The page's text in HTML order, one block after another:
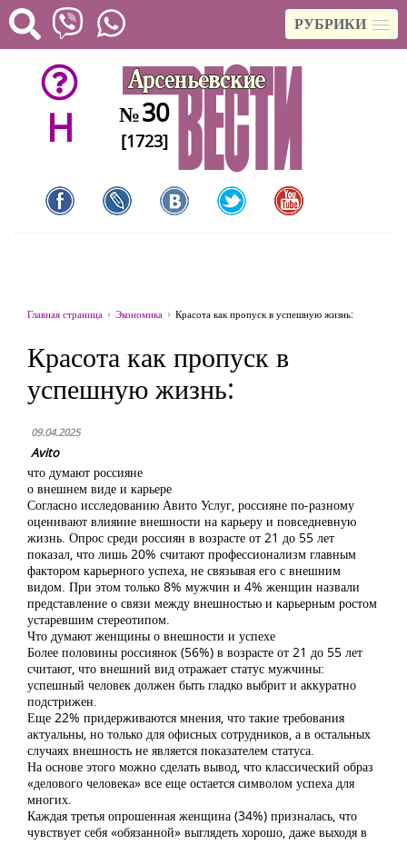
РУБРИКИ
H №30
[1723]
Главная страница Экономика Красота как пропуск в успешную жизнь:
Красота как пропуск в
успешную жизнь:
09.04.2025
Avito
что думают россияне
о внешнем виде и карьере
Согласно исследованию Авито Услуг, россияне по-разному
оценивают влияние внешности на карьеру и повседневную
жизнь. Опрос среди россиян в возрасте от 21 до 55 лет
показал, что лишь 20% считают профессионализм главным
фактором карьерного успеха, не связывая его с внешним
видом. При этом только 8% мужчин и 4% женщин назвали
представление о связи между внешностью и карьерным ростом
устаревшим стереотипом.
Что думают женщины о внешности и успехе
Более половины россиянок (56%) в возрасте от 21 до 55 лет
считают, что внешний вид отражает статус мужчины:
успешный человек должен быть гладко выбрит и аккуратно
подстрижен.
Еще 22% придерживаются мнения, что такие требования
актуальны, но только для офисных сотрудников, а в остальных
случаях внешность не является показателем статуса.
На основе этого можно сделать вывод, что классический образ
«делового человека» все еще остается символом успеха для
многих.
Каждая третья опрошенная женщина (34%) призналась, что
чувствует себя «обязанной» выглядеть хорошо, даже выходя в